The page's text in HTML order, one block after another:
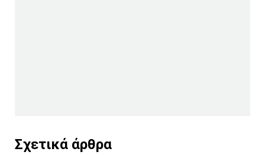
Σχετικά άρθρα